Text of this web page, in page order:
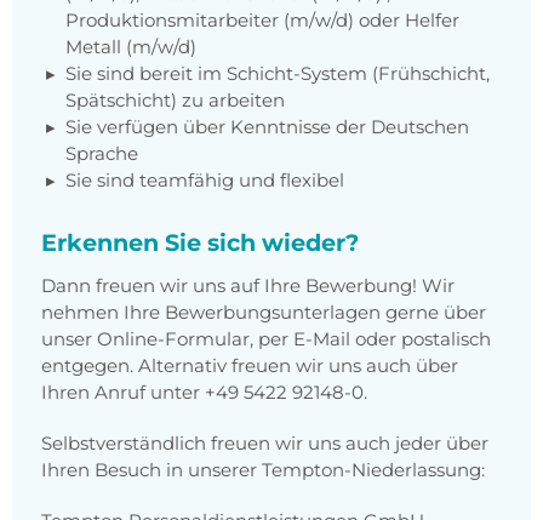
Produktionsmitarbeiter (m/w/d) oder Helfer
Metall (m/w/d)
Sie sind bereit im Schicht-System (Frühschicht,
Spätschicht) zu arbeiten
Sie verfügen über Kenntnisse der Deutschen
Sprache
Sie sind teamfähig und flexibel
Erkennen Sie sich wieder?
Dann freuen wir uns auf Ihre Bewerbung! Wir
nehmen Ihre Bewerbungsunterlagen gerne über
unser Online-Formular, per E-Mail oder postalisch
entgegen. Alternativ freuen wir uns auch über
Ihren Anruf unter +49 5422 92148-0.
Selbstverständlich freuen wir uns auch jeder über
Ihren Besuch in unserer Tempton-Niederlassung: